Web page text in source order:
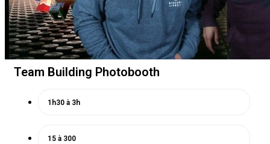
Team Building Photobooth
1h30 à 3h
15 à 300